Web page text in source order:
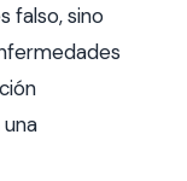
falso, sino